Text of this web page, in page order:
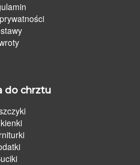
do chrztu